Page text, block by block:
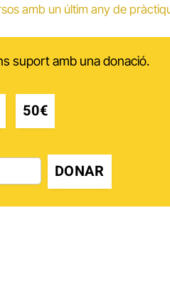
amb un últim any de
suport amb una donació.
50€
DONAR